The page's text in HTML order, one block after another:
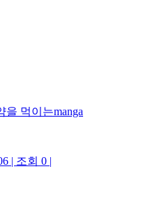
먹이는manga
| 조회 0 |